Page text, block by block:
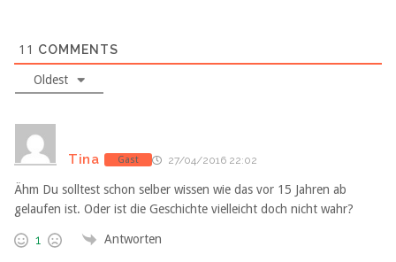
11 COMMENTS
Oldest
Tina Gast 27/04/2016 22:02
Ähm Du solltest schon selber wissen wie das vor 15 Jahren ab
gelaufen ist. Oder ist die Geschichte vielleicht doch nicht wahr?
1 Antworten